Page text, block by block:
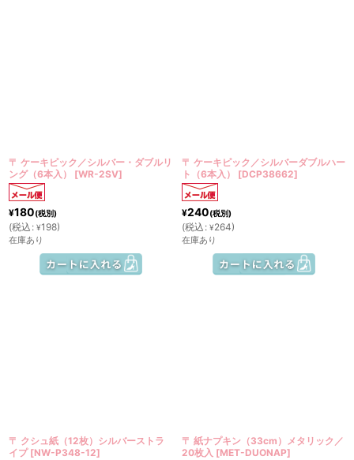
〒 ケーキピック／シルバー・ダブルリ
ング（6本入）
[WR-2SV]
¥180(税別)
(税込 : ¥198)
在庫あり
〒 ケーキピック／シルバーダブルハー
ト（6本入）
[DCP38662]
¥240(税別)
(税込 : ¥264)
在庫あり
〒 クシュ紙（12枚）シルバーストラ
イプ [NW-P348-12]
〒 紙ナプキン（33cm）メタリック／
20枚入 [MET-DUONAP]